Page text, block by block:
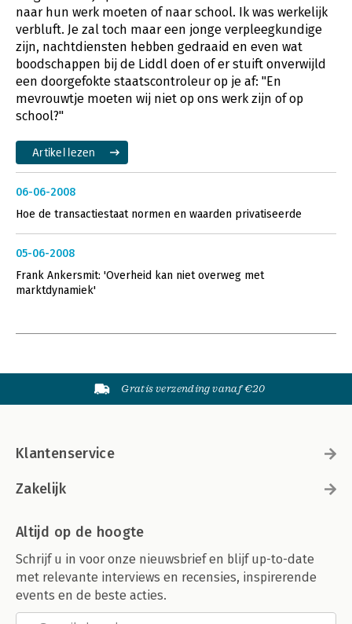
naar hun werk moeten of naar school. Ik was werkelijk
verbluft. Je zal toch maar een jonge verpleegkundige
zijn, nachtdiensten hebben gedraaid en even wat
boodschappen bij de Liddl doen of er stuift onverwijld
een doorgefokte staatscontroleur op je af: "En
mevrouwtje moeten wij niet op ons werk zijn of op
school?"
Artikel lezen
06-06-2008
Hoe de transactiestaat normen en waarden privatiseerde
05-06-2008
Frank Ankersmit: 'Overheid kan niet overweg met
marktdynamiek'
Gratis verzending vanaf €20
Klantenservice
Zakelijk
Altijd op de hoogte
Schrijf u in voor onze nieuwsbrief en blijf up-to-date
met relevante interviews en recensies, inspirerende
events en de beste acties.